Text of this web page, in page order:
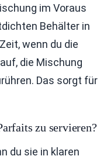
im Voraus
Behälter in
wenn du die
die Mischung
Das sorgt für
zu servieren?
du sie in klaren